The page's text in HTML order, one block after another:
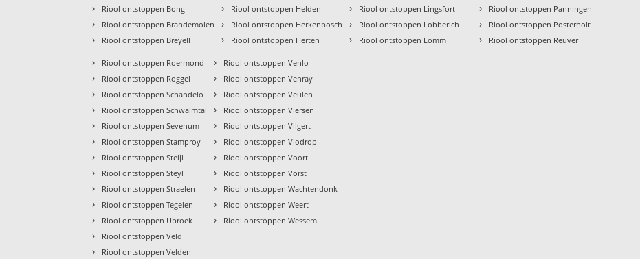
› Riool ontstoppen Bong
› Riool ontstoppen Brandemolen
› Riool ontstoppen Breyell
› Riool ontstoppen Helden
› Riool ontstoppen Herkenbosch
› Riool ontstoppen Herten
› Riool ontstoppen Lingsfort
› Riool ontstoppen Lobberich
› Riool ontstoppen Lomm
› Riool ontstoppen Panningen
› Riool ontstoppen Posterholt
› Riool ontstoppen Reuver
› Riool ontstoppen Roermond
› Riool ontstoppen Roggel
› Riool ontstoppen Schandelo
› Riool ontstoppen Schwalmtal
› Riool ontstoppen Sevenum
› Riool ontstoppen Stamproy
› Riool ontstoppen Steijl
› Riool ontstoppen Steyl
› Riool ontstoppen Straelen
› Riool ontstoppen Tegelen
› Riool ontstoppen Ubroek
› Riool ontstoppen Veld
› Riool ontstoppen Velden
› Riool ontstoppen Venlo
› Riool ontstoppen Venray
› Riool ontstoppen Veulen
› Riool ontstoppen Viersen
› Riool ontstoppen Vilgert
› Riool ontstoppen Vlodrop
› Riool ontstoppen Voort
› Riool ontstoppen Vorst
› Riool ontstoppen Wachtendonk
› Riool ontstoppen Weert
› Riool ontstoppen Wessem